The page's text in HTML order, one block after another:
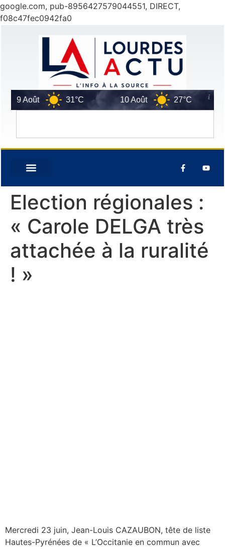
google.com, pub-8956427579044551, DIRECT,
f08c47fec0942fa0
9 Août 31°C 10 Août 27°C
Election régionales :
« Carole DELGA très
attachée à la ruralité
! »
Mercredi 23 juin, Jean-Louis CAZAUBON, tête de liste
Hautes-Pyrénées de « L’Occitanie en commun avec